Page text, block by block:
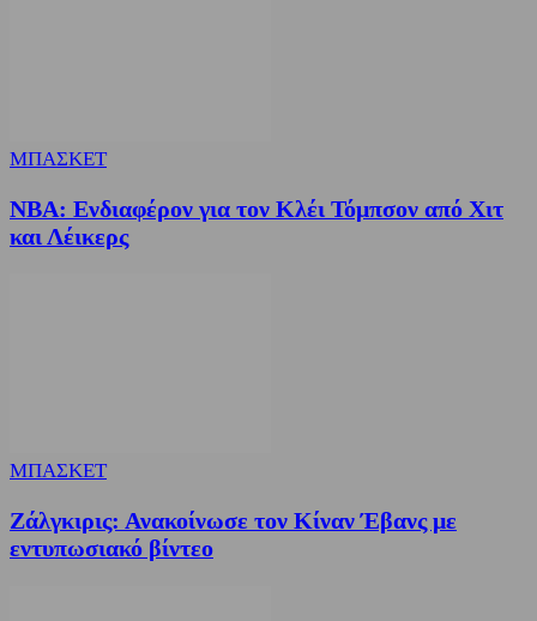
ΜΠΑΣΚΕΤ
NBA: Ενδιαφέρον για τον Κλέι Τόμπσον από Χιτ
και Λέικερς
ΜΠΑΣΚΕΤ
Ζάλγκιρις: Ανακοίνωσε τον Κίναν Έβανς με
εντυπωσιακό βίντεο